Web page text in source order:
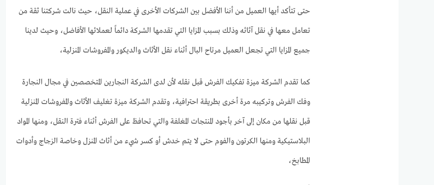
حتى تتأكد أيها العميل من أننا الأفضل بين الشركات الأخرى في عملية النقل، حيث نالت شركتنا ثقة من
تعامل معها في نقل آثاثه وذلك بسبب المزايا التي تقدمها الشركة دائماً لعملائها الأفاضل، وحيث لدينا
جميع المزايا التي تجعل العميل مرتاح البال أثناء نقل الأثاث والديكور والمفروشات المنزلية،
كما تقدم الشركة ميزة تفكيك الفرش قبل نقله لأن لدى الشركة النجارين المتخصصين في مجال النجارة
وفك الفرش وتركيبه مرة أخرى بطريقة احترافية، وتقدم الشركة ميزة تغليف الأثاث والمفروشات المنزلية
قبل نقلها من مكان إلى آخر بأجود المنتجات المغلفة والتي تحافظ على الفرش أثناء فترة النقل، ومنها المواد
البلاستيكية ومنها الكرتون والفوم حتى لا يتم خدش أو كسر شيء من أثاث المنزل وخاصة الزجاج وأدوات
المطابخ،